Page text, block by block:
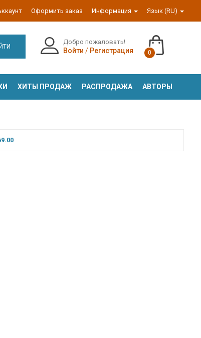
Оформить заказ Информация Язык (RU)
Добро пожаловать!
Войти / Регистрация 0
ХИТЫ ПРОДАЖ РАСПРОДАЖА АВТОРЫ